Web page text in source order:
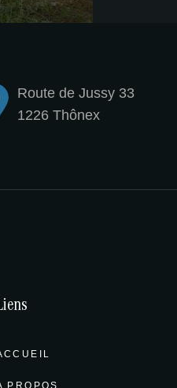
Route de Jussy 33
1226 Thônex
PROPOS